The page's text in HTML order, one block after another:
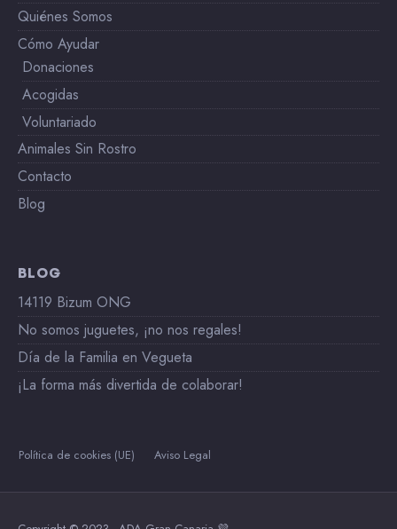
Quiénes Somos
Cómo Ayudar
Donaciones
Acogidas
Voluntariado
Animales Sin Rostro
Contacto
Blog
BLOG
14119 Bizum ONG
No somos juguetes, ¡no nos regales!
Día de la Familia en Vegueta
¡La forma más divertida de colaborar!
Política de cookies (UE) Aviso Legal